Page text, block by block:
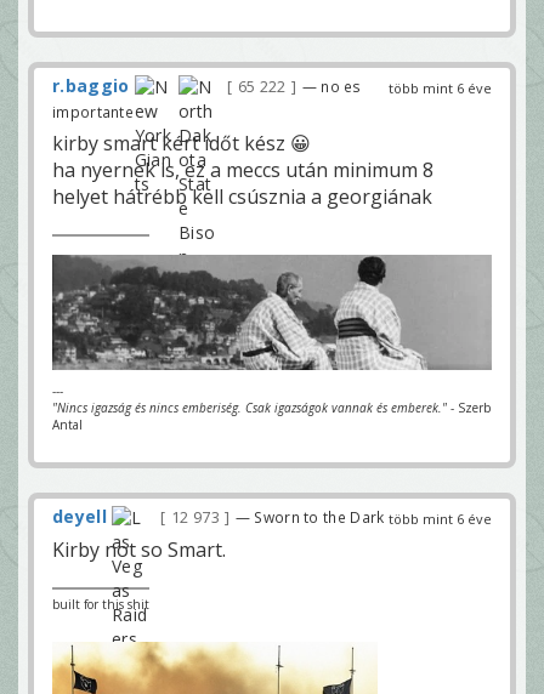
több mint 6 éve
r.baggio 65 222
— no es
importante
kirby smart kért időt kész 😀
ha nyernek is, ez a meccs után minimum 8
helyet hátrébb kell csúsznia a georgiának
---
"Nincs igazság és nincs emberiség. Csak igazságok vannak és emberek." - Szerb
Antal
több mint 6 éve
deyell 12 973 — Sworn to the Dark
Kirby not so Smart.
built for this shit